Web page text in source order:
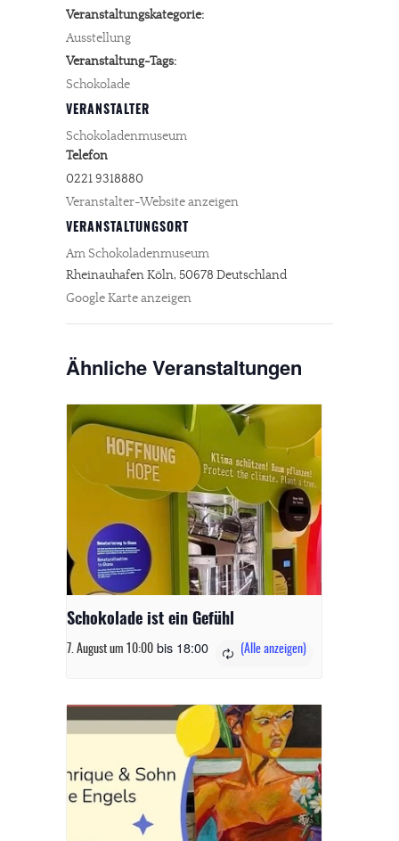
Veranstaltungskategorie:
Ausstellung
Veranstaltung-Tags:
Schokolade
VERANSTALTUNGSORT
Am Schokoladenmuseum
RheinauhafenKöln, 50678 Deutschland
Google Karte anzeigen
VERANSTALTER
Schokoladenmuseum
Telefon
0221 9318880
Veranstalter-Website anzeigen
Ähnliche Veranstaltungen
Schokolade ist ein Gefühl
7. August um 10:00 bis 18:00